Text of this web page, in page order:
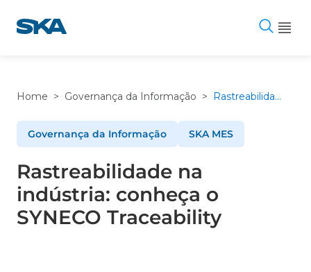
para
Home > Governança da Informação > Rastreabilidade na indústria: conheça o SYNECO Traceability
Governança da Informação SKA MES
Rastreabilidade na
indústria: conheça o
SYNECO Traceability